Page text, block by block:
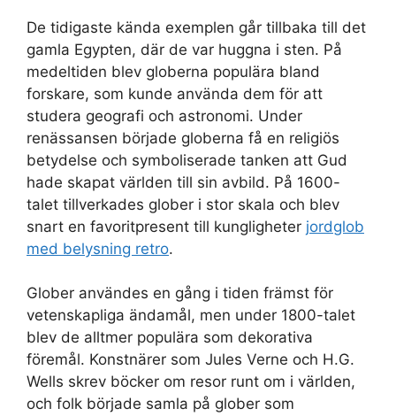
De tidigaste kända exemplen går tillbaka till det
gamla Egypten, där de var huggna i sten. På
medeltiden blev globerna populära bland
forskare, som kunde använda dem för att
studera geografi och astronomi. Under
renässansen började globerna få en religiös
betydelse och symboliserade tanken att Gud
hade skapat världen till sin avbild. På 1600-
talet tillverkades glober i stor skala och blev
snart en favoritpresent till kungligheter jordglob
med belysning retro.
Glober användes en gång i tiden främst för
vetenskapliga ändamål, men under 1800-talet
blev de alltmer populära som dekorativa
föremål. Konstnärer som Jules Verne och H.G.
Wells skrev böcker om resor runt om i världen,
och folk började samla på glober som